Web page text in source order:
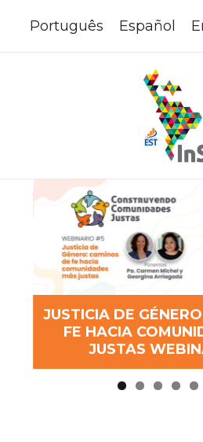
Português Español
JUSTICIA DE
FE HACIA
JUSTAS